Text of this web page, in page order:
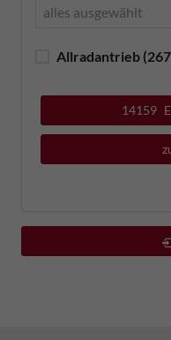
alles ausgewählt
Allradantrieb
14159